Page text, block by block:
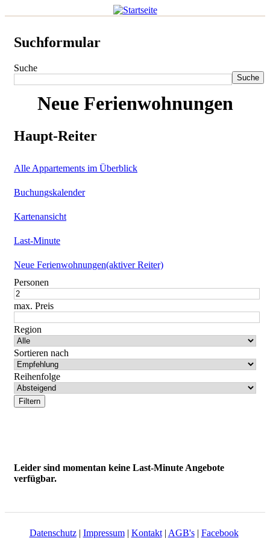
Suchformular
Suche
Neue Ferienwohnungen
Haupt-Reiter
Alle Appartements im Überblick
Buchungskalender
Kartenansicht
Last-Minute
Neue Ferienwohnungen(aktiver Reiter)
Personen
max. Preis
Region
Sortieren nach
Reihenfolge
Leider sind momentan keine Last-Minute Angebote
verfügbar.
Datenschutz| Impressum| Kontakt| AGB's| Facebook